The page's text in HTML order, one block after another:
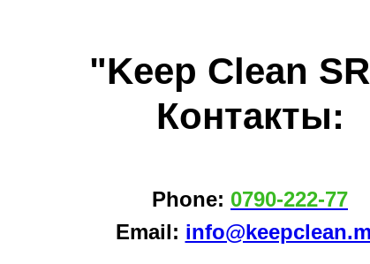
"Keep Clean
Контакты:
Phone: 0790-222-77
Email: